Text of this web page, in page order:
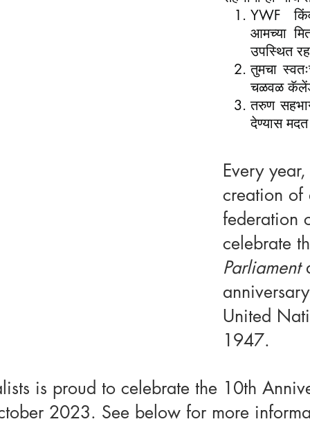
YWF
आमच्या
उपस्थित
तुमचा
चळवळ
तरुण
देण्यास
Every
creation of
federation
celebrate
Parliament
United
1947.
is proud to celebrate the 10th
2023. See below for more